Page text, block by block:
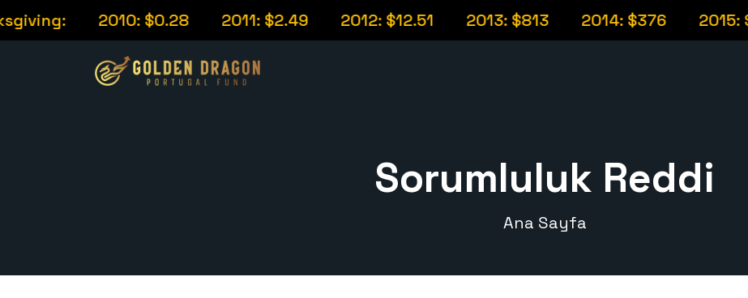
2010: $0.28 2011: $2.49 2012: $12.51 2013: $813 2014: $376 2015:
Sorumluluk Reddi
Ana Sayfa